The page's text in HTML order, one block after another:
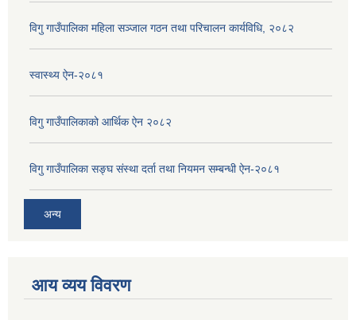
विगु गाउँपालिका महिला सञ्जाल गठन तथा परिचालन कार्यविधि, २०८२
स्वास्थ्य ऐन-२०८१
विगु गाउँपालिकाको आर्थिक ऐन २०८२
विगु गाउँपालिका सङ्घ संस्था दर्ता तथा नियमन सम्बन्धी ऐन-२०८१
अन्य
आय व्यय विवरण